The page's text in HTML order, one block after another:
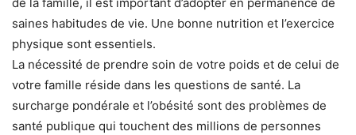
de la famille, il est important d’adopter en permanence de
saines habitudes de vie. Une bonne nutrition et l’exercice
physique sont essentiels.
La nécessité de prendre soin de votre poids et de celui de
votre famille réside dans les questions de santé. La
surcharge pondérale et l’obésité sont des problèmes de
santé publique qui touchent des millions de personnes